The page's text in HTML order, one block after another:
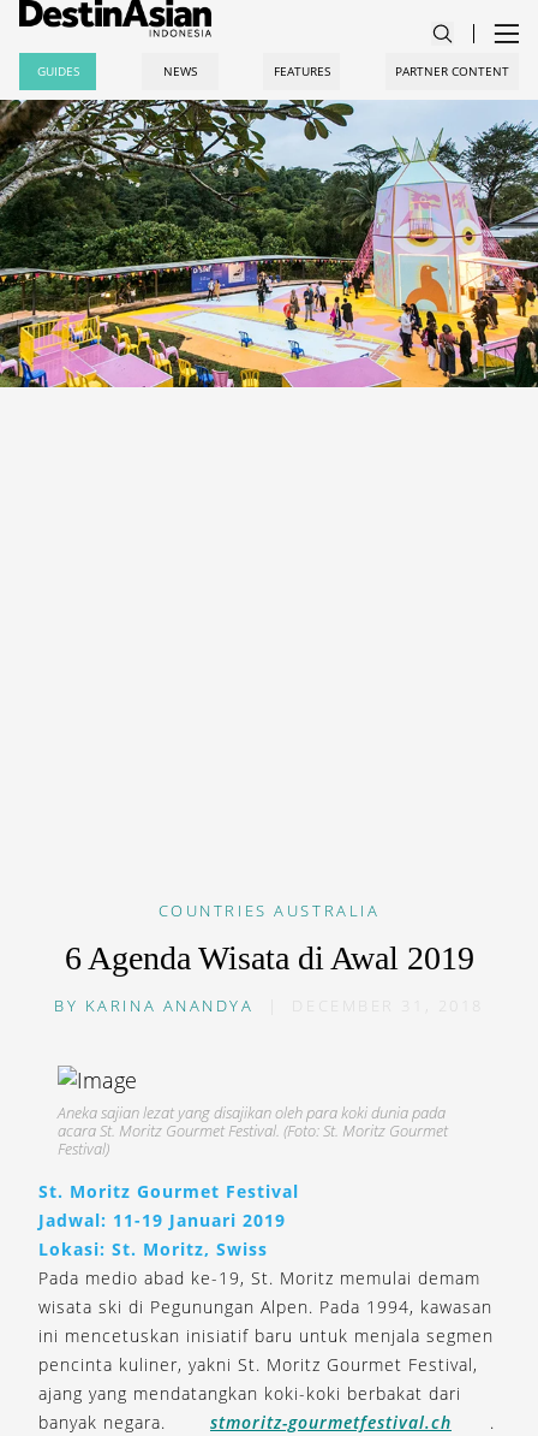
GUIDES NEWS FEATURES PARTNER CONTENT
COUNTRIES AUSTRALIA
6 Agenda Wisata di Awal 2019
BY KARINA ANANDYA DECEMBER 31, 2018
Aneka sajian lezat yang disajikan oleh para koki dunia pada
acara St. Moritz Gourmet Festival. (Foto: St. Moritz Gourmet
Festival)
St. Moritz Gourmet Festival
Jadwal: 11-19 Januari 2019
Lokasi: St. Moritz, Swiss
Pada medio abad ke-19, St. Moritz memulai demam
wisata ski di Pegunungan Alpen. Pada 1994, kawasan
ini mencetuskan inisiatif baru untuk menjala segmen
pencinta kuliner, yakni St. Moritz Gourmet Festival,
ajang yang mendatangkan koki-koki berbakat dari
banyak negara.
stmoritz-gourmetfestival.ch .